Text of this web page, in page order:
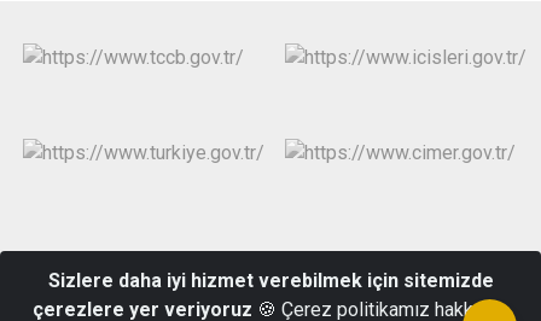
Sizlere daha iyi hizmet verebilmek için sitemizde
çerezlere yer veriyoruz 🍪 Çerez politikamız hakkında